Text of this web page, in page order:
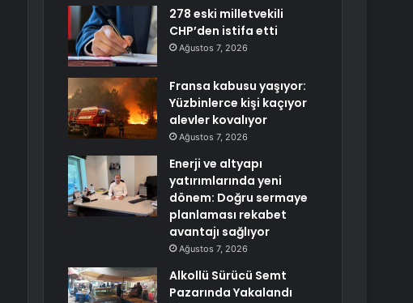
278 eski milletvekili
CHP’den istifa etti
Ağustos 7, 2026
Fransa kabusu yaşıyor:
Yüzbinlerce kişi kaçıyor
alevler kovalıyor
Ağustos 7, 2026
Enerji ve altyapı
yatırımlarında yeni
dönem: Doğru sermaye
planlaması rekabet
avantajı sağlıyor
Ağustos 7, 2026
Alkollü Sürücü Semt
Pazarında Yakalandı